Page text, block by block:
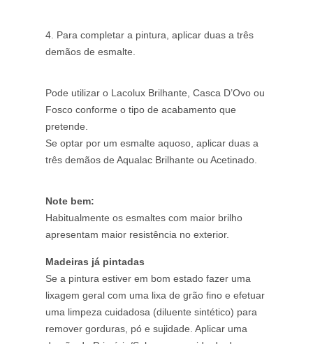
4. Para completar a pintura, aplicar duas a três
demãos de esmalte.
Pode utilizar o Lacolux Brilhante, Casca D’Ovo ou
Fosco conforme o tipo de acabamento que
pretende.
Se optar por um esmalte aquoso, aplicar duas a
três demãos de Aqualac Brilhante ou Acetinado.
Note bem:
Habitualmente os esmaltes com maior brilho
apresentam maior resistência no exterior.
Madeiras já pintadas
Se a pintura estiver em bom estado fazer uma
lixagem geral com uma lixa de grão fino e efetuar
uma limpeza cuidadosa (diluente sintético) para
remover gorduras, pó e sujidade. Aplicar uma